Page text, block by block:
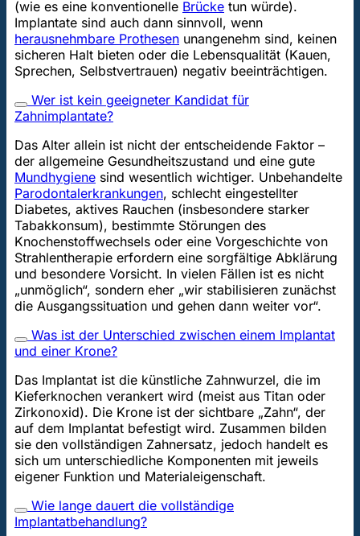
(wie es eine konventionelle Brücke tun würde).
Implantate sind auch dann sinnvoll, wenn
herausnehmbare Prothesen unangenehm sind, keinen
sicheren Halt bieten oder die Lebensqualität (Kauen,
Sprechen, Selbstvertrauen) negativ beeinträchtigen.
Wer ist kein geeigneter Kandidat für
Zahnimplantate?
Das Alter allein ist nicht der entscheidende Faktor –
der allgemeine Gesundheitszustand und eine gute
Mundhygiene sind wesentlich wichtiger. Unbehandelte
Parodontalerkrankungen, schlecht eingestellter
Diabetes, aktives Rauchen (insbesondere starker
Tabakkonsum), bestimmte Störungen des
Knochenstoffwechsels oder eine Vorgeschichte von
Strahlentherapie erfordern eine sorgfältige Abklärung
und besondere Vorsicht. In vielen Fällen ist es nicht
„unmöglich“, sondern eher „wir stabilisieren zunächst
die Ausgangssituation und gehen dann weiter vor“.
Was ist der Unterschied zwischen einem Implantat
und einer Krone?
Das Implantat ist die künstliche Zahnwurzel, die im
Kieferknochen verankert wird (meist aus Titan oder
Zirkonoxid). Die Krone ist der sichtbare „Zahn“, der
auf dem Implantat befestigt wird. Zusammen bilden
sie den vollständigen Zahnersatz, jedoch handelt es
sich um unterschiedliche Komponenten mit jeweils
eigener Funktion und Materialeigenschaft.
Wie lange dauert die vollständige
Implantatbehandlung?